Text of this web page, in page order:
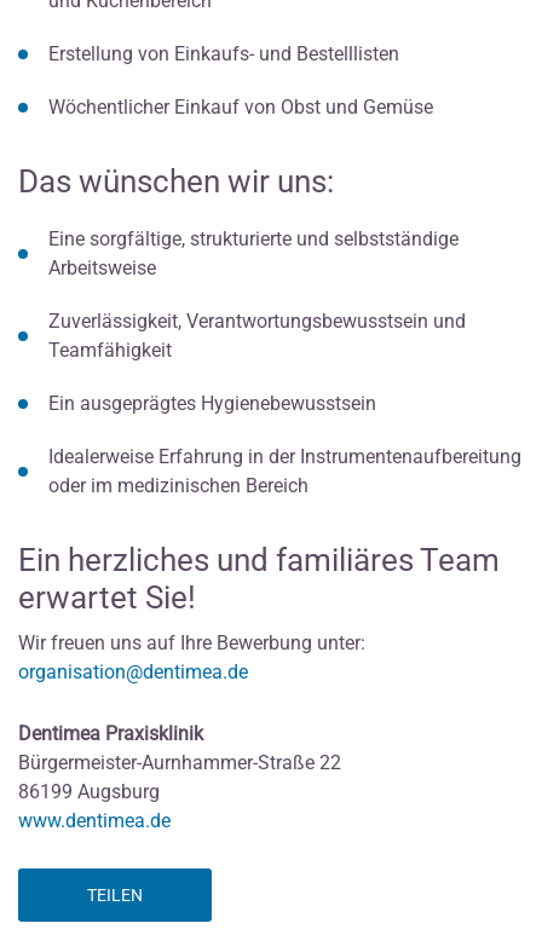
Erstellung von Einkaufs- und Bestelllisten
Wöchentlicher Einkauf von Obst und Gemüse
Das wünschen wir uns:
Eine sorgfältige, strukturierte und selbstständige
Arbeitsweise
Zuverlässigkeit, Verantwortungsbewusstsein und
Teamfähigkeit
Ein ausgeprägtes Hygienebewusstsein
Idealerweise Erfahrung in der Instrumentenaufbereitung
oder im medizinischen Bereich
Ein herzliches und familiäres Team
erwartet Sie!
Wir freuen uns auf Ihre Bewerbung unter:
organisation@dentimea.de
Dentimea Praxisklinik
Bürgermeister-Aurnhammer-Straße 22
86199 Augsburg
www.dentimea.de
TEILEN